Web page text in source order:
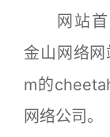
网站首
金山网络
m的
网络公司。